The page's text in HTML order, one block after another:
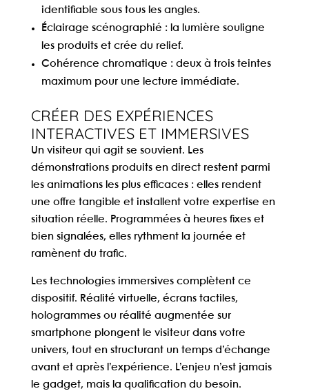
identifiable sous tous les angles.
Éclairage scénographié : la lumière souligne
les produits et crée du relief.
Cohérence chromatique : deux à trois teintes
maximum pour une lecture immédiate.
CRÉER DES EXPÉRIENCES
INTERACTIVES ET IMMERSIVES
Un visiteur qui agit se souvient. Les
démonstrations produits en directrestent parmi
les animations les plus efficaces : elles rendent
une offre tangible et installent votre expertise en
situation réelle. Programmées à heures fixes et
bien signalées, elles rythment la journée et
ramènent du trafic.
Les technologies immersives complètent ce
dispositif. Réalité virtuelle, écrans tactiles,
hologrammes ou réalité augmentée sur
smartphone plongent le visiteur dans votre
univers, tout en structurant un temps d’échange
avant et après l’expérience. L’enjeu n’est jamais
le gadget, mais la qualification du besoin.